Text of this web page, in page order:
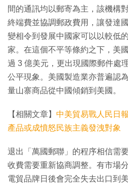
間的通訊均以郵寄為主，該機構
終端費並協調郵政費用，讓發達
變相令到發展中國家可以以較低
家。在這個不平等條約之下，美
過 3 億美元，更出現國際郵件處
公平現象。美國製造業亦普遍認
量山寨商品從中國傾銷到美國。
【相關文章】 中美貿易戰人民日
產品或成憤怒民族主義發洩對象
退出「萬國郵聯」的程序相信需
收費需要重新協商調整。有市場
電貿品牌日後會完全失去出口到